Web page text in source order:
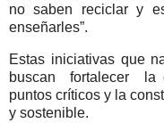
no saben reciclar y
enseñarles”.
Estas iniciativas que
buscan fortalecer la
puntos críticos y la
y sostenible.